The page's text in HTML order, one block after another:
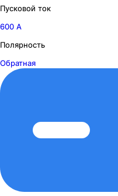
Пусковой ток
600 А
Полярность
Обратная